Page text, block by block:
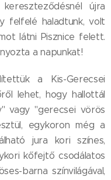
újra
felfelé haladtunk, volt
látni Pisznice felett.
a napunkat!
a Kis-Gerecsei
lehet, hogy hallottál
vagy "gerecsei vörös
egykoron még a
jura kori színes,
kőfejtő csodálatos
barna színvilágával,